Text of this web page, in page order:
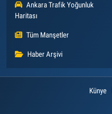
Ankara Trafik Yoğunluk
Haritası
Tüm Manşetler
Haber Arşivi
Künye